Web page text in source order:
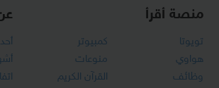
منصة أقرأ
تويوتا
كمبيوتر
هواوي
منوعات
وظائف
القرآن الكريم